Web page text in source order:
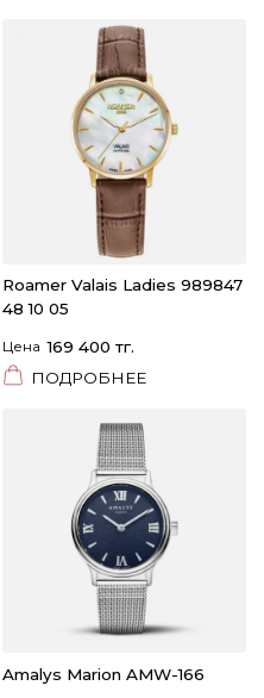
Roamer Valais Ladies 989847
48 10 05
Цена 169 400 тг.
ПОДРОБНЕЕ
Amalys Marion AMW-166